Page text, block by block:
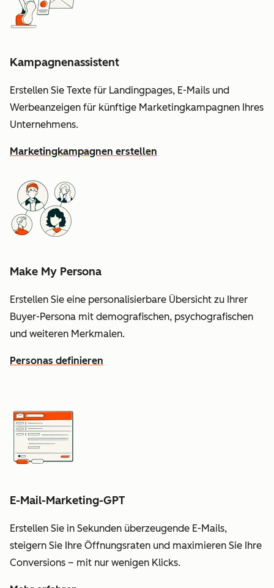
Kampagnenassistent
Erstellen Sie Texte für Landingpages, E-Mails und
Werbeanzeigen für künftige Marketingkampagnen Ihres
Unternehmens.
Marketingkampagnen erstellen
Make My Persona
Erstellen Sie eine personalisierbare Übersicht zu Ihrer
Buyer-Persona mit demografischen, psychografischen
und weiteren Merkmalen.
Personas definieren
E-Mail-Marketing-GPT
Erstellen Sie in Sekunden überzeugende E-Mails,
steigern Sie Ihre Öffnungsraten und maximieren Sie Ihre
Conversions – mit nur wenigen Klicks.